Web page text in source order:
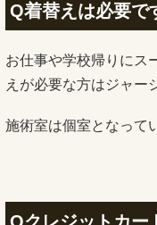
Q着替えは必要で
お仕事や学校帰りにス
えが必要な方はジャー
施術室は個室となって
Qクレジットカー